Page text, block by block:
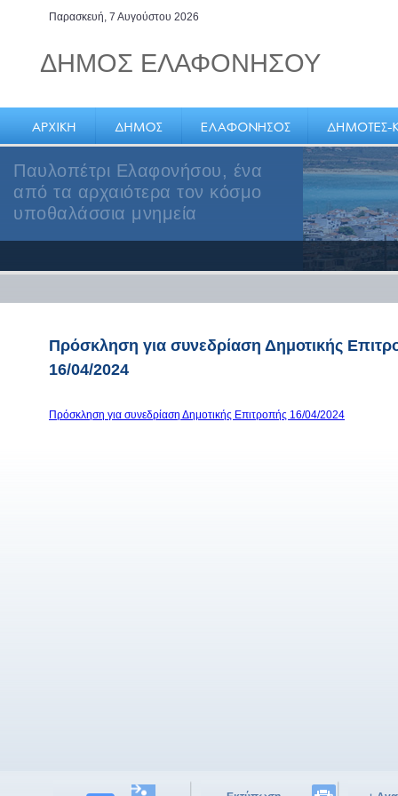
Παρασκευή, 7 Αυγούστου 2026
ΔΗΜΟΣ ΕΛΑΦΟΝΗΣΟΥ
Παυλοπέτρι Ελαφονήσου, ένα
από τα αρχαιότερα τον κόσμο
υποθαλάσσια μνημεία
Πρόσκληση για συνεδρίαση Δημοτικής
16/04/2024
Πρόσκληση για συνεδρίαση Δημοτικής Επιτροπής 16/04/2024